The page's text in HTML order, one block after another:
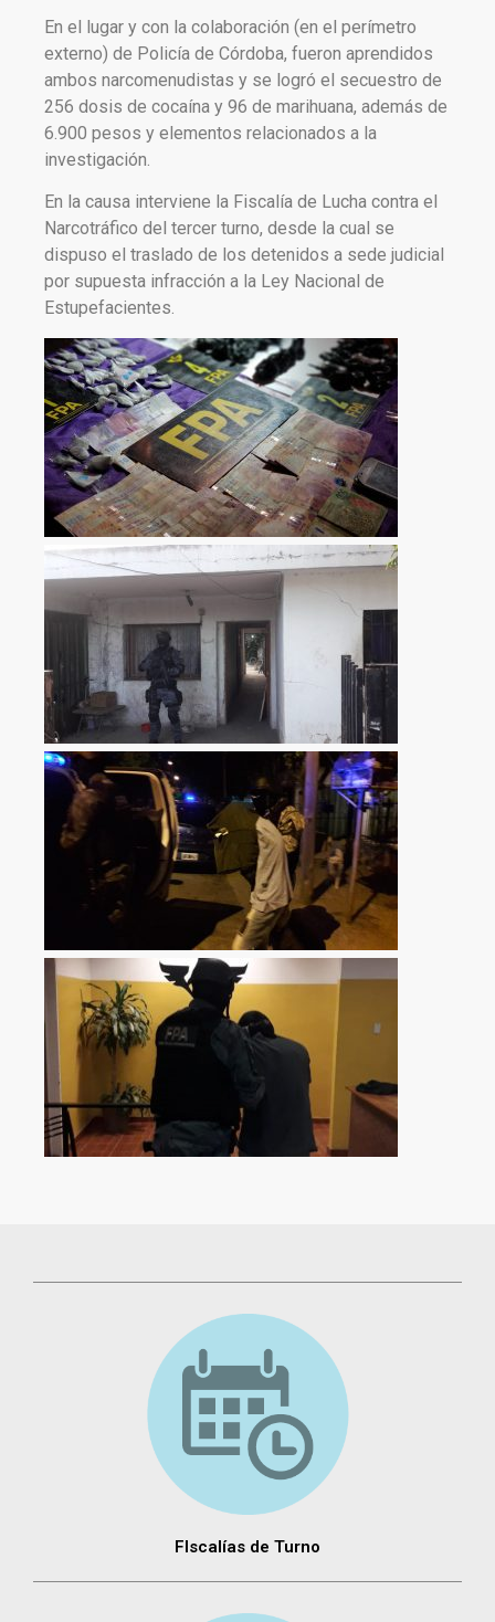
En el lugar y con la colaboración (en el perímetro
externo) de Policía de Córdoba, fueron aprendidos
ambos narcomenudistas y se logró el secuestro de
256 dosis de cocaína y 96 de marihuana, además de
6.900 pesos y elementos relacionados a la
investigación.
En la causa interviene la Fiscalía de Lucha contra el
Narcotráfico del tercer turno, desde la cual se
dispuso el traslado de los detenidos a sede judicial
por supuesta infracción a la Ley Nacional de
Estupefacientes.
FIscalías de Turno